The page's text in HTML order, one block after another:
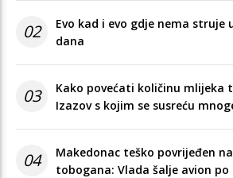
02
Evo kad i evo gdje nema struje
dana
03
Kako povećati količinu mlijeka
Izazov s kojim se susreću
04
Makedonac teško povrijeđen
tobogana: Vlada šalje avion po